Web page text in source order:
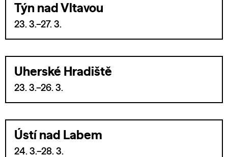
Týn nad Vltavou
23. 3.–27. 3.
Uherské Hradiště
23. 3.–26. 3.
Ústí nad Labem
24. 3.–28. 3.